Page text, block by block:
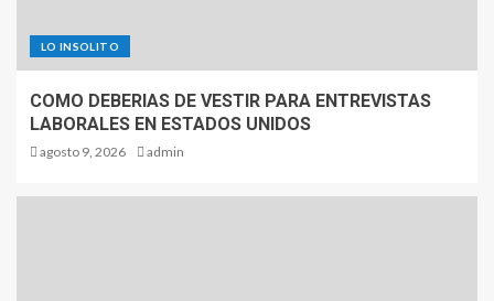
LO INSOLITO
COMO DEBERIAS DE VESTIR PARA ENTREVISTAS
LABORALES EN ESTADOS UNIDOS
agosto 9, 2026 admin